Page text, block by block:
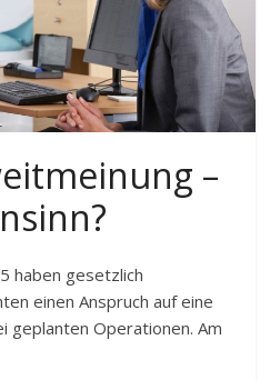
–
haben gesetzlich
einen Anspruch auf eine
geplanten Operationen. Am